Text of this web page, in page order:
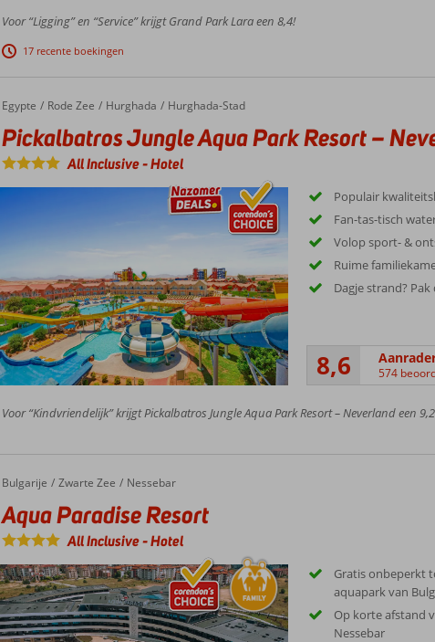
Voor “Ligging” en “Service” krijgt Grand Park Lara een 8,4!
17 recente boekingen
Home
Egypte Rode Zee Hurghada Hurghada-Stad
Pickalbatros Jungle Aqua Park Resort – Neverland
Pickalbatros Jungle Aqua Park Resort –
All Inclusive-Hotel
Populair
Fan-tas-tisch
Volop sport- &
Ruime
Dagje strand?
8,6 574
Voor “Kindvriendelijk” krijgt Pickalbatros Jungle Aqua Park Resort – Neverland een
Home
Bulgarije Zwarte Zee Nessebar
Aqua Paradise Resort
Aqua Paradise Resort
All Inclusive-Hotel
Gratis onbeperkt
aquapark van
Op korte afstand
Nessebar